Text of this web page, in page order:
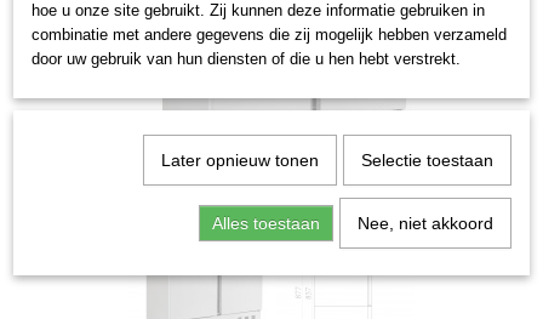
hoe u onze site gebruikt. Zij kunnen deze informatie gebruiken in
combinatie met andere gegevens die zij mogelijk hebben verzameld
door uw gebruik van hun diensten of die u hen hebt verstrekt.
Later opnieuw tonen Selectie toestaan
Alles toestaan Nee, niet akkoord